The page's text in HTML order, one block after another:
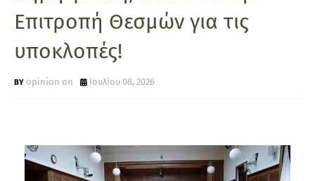
Επιτροπή Θεσμών για τις
υποκλοπές!
opinion on Ιουλίου 08, 2026